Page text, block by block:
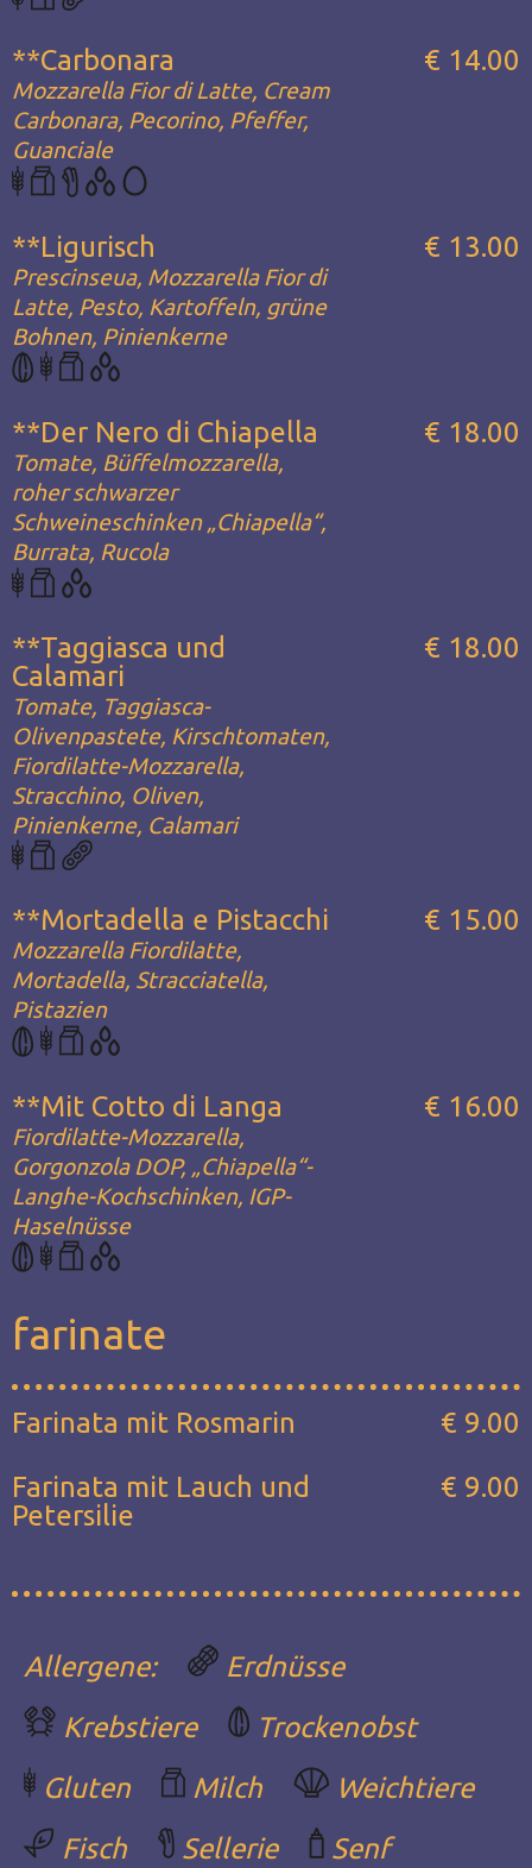
**Carbonara
Mozzarella Fior di Latte, Cream
Carbonara, Pecorino, Pfeffer,
Guanciale
€ 14.00
**Ligurisch
Prescinseua, Mozzarella Fior di
Latte, Pesto, Kartoffeln, grüne
Bohnen, Pinienkerne
€ 13.00
**Der Nero di Chiapella
Tomate, Büffelmozzarella,
roher schwarzer
Schweineschinken „Chiapella“,
Burrata, Rucola
€ 18.00
**Taggiasca und
Calamari
Tomate, Taggiasca-
Olivenpastete, Kirschtomaten,
Fiordilatte-Mozzarella,
Stracchino, Oliven,
Pinienkerne, Calamari
€ 18.00
**Mortadella e Pistacchi
Mozzarella Fiordilatte,
Mortadella, Stracciatella,
Pistazien
€ 15.00
**Mit Cotto di Langa
Fiordilatte-Mozzarella,
Gorgonzola DOP, „Chiapella“-
Langhe-Kochschinken, IGP-
Haselnüsse
€ 16.00
farinate
Farinata mit Rosmarin
€ 9.00
Farinata mit Lauch und
Petersilie
€ 9.00
Allergene:
Erdnüsse
Krebstiere
Trockenobst
Gluten
Milch
Weichtiere
Fisch
Sellerie Senf